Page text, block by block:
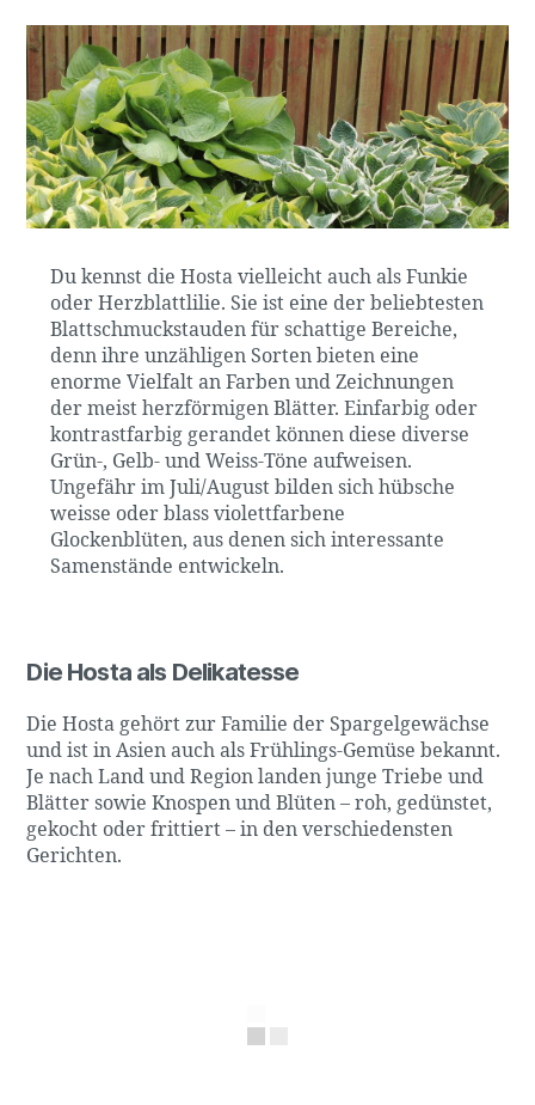
Du kennst die Hosta vielleicht auch als Funkie
oder Herzblattlilie. Sie ist eine der beliebtesten
Blattschmuckstauden für schattige Bereiche,
denn ihre unzähligen Sorten bieten eine
enorme Vielfalt an Farben und Zeichnungen
der meist herzförmigen Blätter. Einfarbig oder
kontrastfarbig gerandet können diese diverse
Grün-, Gelb- und Weiss-Töne aufweisen.
Ungefähr im Juli/August bilden sich hübsche
weisse oder blass violettfarbene
Glockenblüten, aus denen sich interessante
Samenstände entwickeln.
Die Hosta als Delikatesse
Die Hosta gehört zur Familie der Spargelgewächse
und ist in Asien auch als Frühlings-Gemüse bekannt.
Je nach Land und Region landen junge Triebe und
Blätter sowie Knospen und Blüten – roh, gedünstet,
gekocht oder frittiert – in den verschiedensten
Gerichten.